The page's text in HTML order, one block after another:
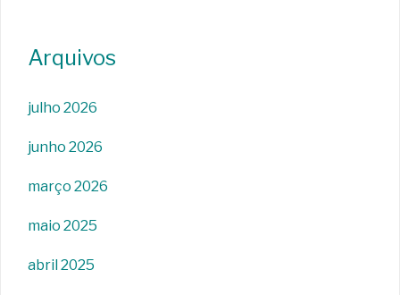
Arquivos
julho 2026
junho 2026
março 2026
maio 2025
abril 2025